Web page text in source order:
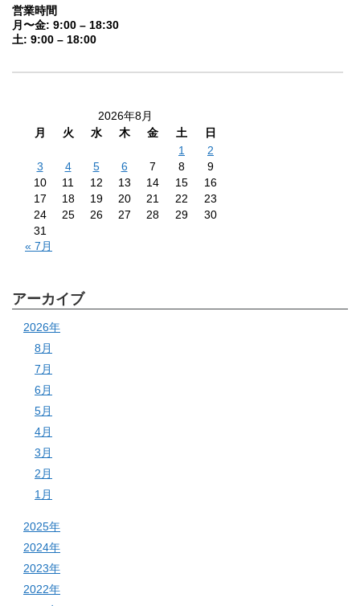
営業時間
月〜金: 9:00 – 18:30
土: 9:00 – 18:00
2026年8月
月
火 水 木 金 土
日
1
2
3
4 5 6 7 8
9
10
11 12 13 14 15
16
17
18 19 20 21 22
23
24
25 26 27 28 29
30
31
« 7月
アーカイブ
2026年
8月
7月
6月
5月
4月
3月
2月
1月
2025年
2024年
2023年
2022年